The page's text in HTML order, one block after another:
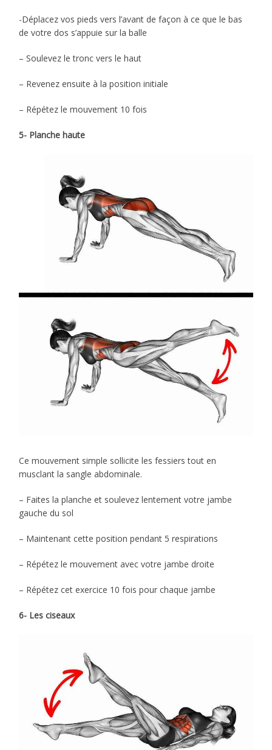
-Déplacez vos pieds vers l’avant de façon à ce que le bas
de votre dos s’appuie sur la balle
– Soulevez le tronc vers le haut
– Revenez ensuite à la position initiale
– Répétez le mouvement 10 fois
5- Planche haute
Ce mouvement simple sollicite les fessiers tout en
musclant la sangle abdominale.
– Faites la planche et soulevez lentement votre jambe
gauche du sol
– Maintenant cette position pendant 5 respirations
– Répétez le mouvement avec votre jambe droite
– Répétez cet exercice 10 fois pour chaque jambe
6- Les ciseaux